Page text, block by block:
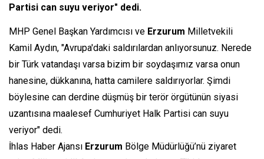
Partisi can suyu veriyor" dedi.
MHP Genel Başkan Yardımcısı ve Erzurum Milletvekili
Kamil Aydın, "Avrupa'daki saldırılardan anlıyorsunuz. Nerede
bir Türk vatandaşı varsa bizim bir soydaşımız varsa onun
hanesine, dükkanına, hatta camilere saldırıyorlar. Şimdi
böylesine can derdine düşmüş bir terör örgütünün siyasi
uzantısına maalesef Cumhuriyet Halk Partisi can suyu
veriyor" dedi.
İhlas Haber Ajansı Erzurum Bölge Müdürlüğü’nü ziyaret